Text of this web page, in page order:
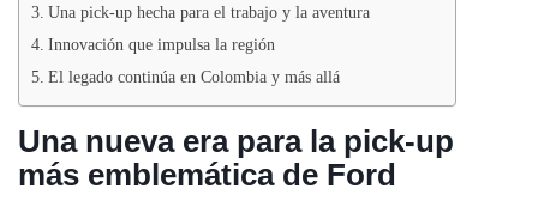
Una pick-up hecha para el trabajo y la aventura
Innovación que impulsa la región
El legado continúa en Colombia y más allá
Una nueva era para la pick-up
más emblemática de Ford